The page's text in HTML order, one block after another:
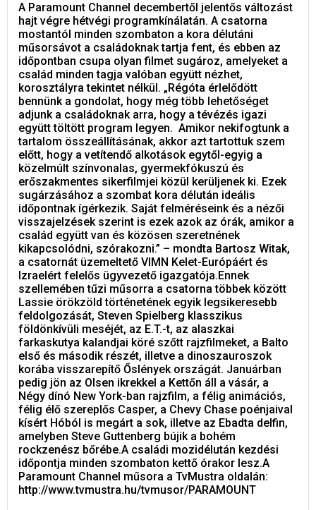
A Paramount Channel decembertől jelentős változást
hajt végre hétvégi programkínálatán. A csatorna
mostantól minden szombaton a kora délutáni
műsorsávot a családoknak tartja fent, és ebben az
időpontban csupa olyan filmet sugároz, amelyeket a
család minden tagja valóban együtt nézhet,
korosztályra tekintet nélkül. „Régóta érlelődött
bennünk a gondolat, hogy még több lehetőséget
adjunk a családoknak arra, hogy a tévézés igazi
együtt töltött program legyen. Amikor nekifogtunk a
tartalom összeállításának, akkor azt tartottuk szem
előtt, hogy a vetítendő alkotások egytől-egyig a
közelmúlt színvonalas, gyermekfókuszú és
erőszakmentes sikerfilmjei közül kerüljenek ki. Ezek
sugárzásához a szombat kora délután ideális
időpontnak ígérkezik. Saját felméréseink és a nézői
visszajelzések szerint is ezek azok az órák, amikor a
család együtt van és közösen szeretnének
kikapcsolódni, szórakozni.” – mondta Bartosz Witak,
a csatornát üzemeltető VIMN Kelet-Európáért és
Izraelért felelős ügyvezető igazgatója.Ennek
szellemében tűzi műsorra a csatorna többek között
Lassie örökzöld történetének egyik legsikeresebb
feldolgozását, Steven Spielberg klasszikus
földönkívüli meséjét, az E.T.-t, az alaszkai
farkaskutya kalandjai köré szőtt rajzfilmeket, a Balto
első és második részét, illetve a dinoszauroszok
korába visszarepítő Őslények országát. Januárban
pedig jön az Olsen ikrekkel a Kettőn áll a vásár, a
Négy dínó New York-ban rajzfilm, a félig animációs,
félig élő szereplős Casper, a Chevy Chase poénjaival
kísért Hóból is megárt a sok, illetve az Ebadta delfin,
amelyben Steve Guttenberg bújik a bohém
rockzenész bőrébe.A családi mozidélután kezdési
időpontja minden szombaton kettő órakor lesz.A
Paramount Channel műsora a TvMustra oldalán:
http://www.tvmustra.hu/tvmusor/PARAMOUNT